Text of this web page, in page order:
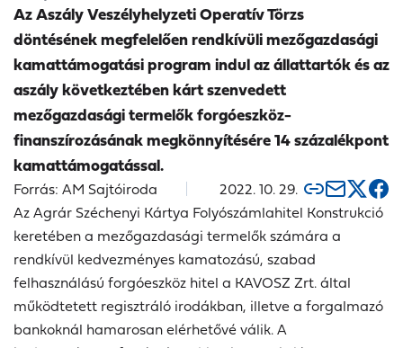
Az Aszály Veszélyhelyzeti Operatív Törzs
döntésének megfelelően rendkívüli mezőgazdasági
kamattámogatási program indul az állattartók és az
aszály következtében kárt szenvedett
mezőgazdasági termelők forgóeszköz-
finanszírozásának megkönnyítésére 14 százalékpont
kamattámogatással.
Forrás: AM Sajtóiroda
2022. 10. 29.
AzAgrár Széchenyi Kártya Folyószámlahitel Konstrukció
keretében a mezőgazdasági termelők számára a
rendkívül kedvezményes kamatozású, szabad
felhasználású forgóeszköz hitel a KAVOSZ Zrt. által
működtetett regisztráló irodákban, illetve a forgalmazó
bankoknál hamarosan elérhetővé válik. A